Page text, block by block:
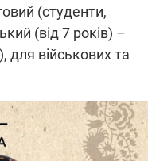
(студенти,
(від 7 років) –
для військових та